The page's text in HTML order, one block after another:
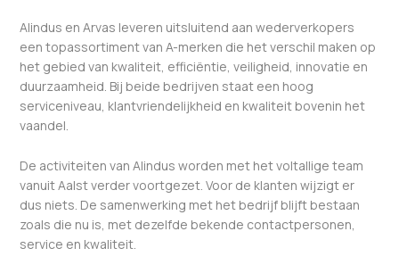
Alindus en Arvas leveren uitsluitend aan wederverkopers
een topassortiment van A-merken die het verschil maken op
het gebied van kwaliteit, efficiëntie, veiligheid, innovatie en
duurzaamheid. Bij beide bedrijven staat een hoog
serviceniveau, klantvriendelijkheid en kwaliteit bovenin het
vaandel.
De activiteiten van Alindus worden met het voltallige team
vanuit Aalst verder voortgezet. Voor de klanten wijzigt er
dus niets. De samenwerking met het bedrijf blijft bestaan
zoals die nu is, met dezelfde bekende contactpersonen,
service en kwaliteit.